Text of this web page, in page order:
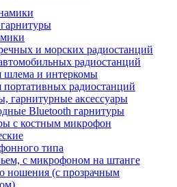
и морских радиостанций
радиостанций
шлема и интеркомы
портативных радиостанций
гарнитурные аксессуары
Bluetooth гарнитуры
с костным микрофон
типа
с микрофоном на штанге
ношения (с прозрачным